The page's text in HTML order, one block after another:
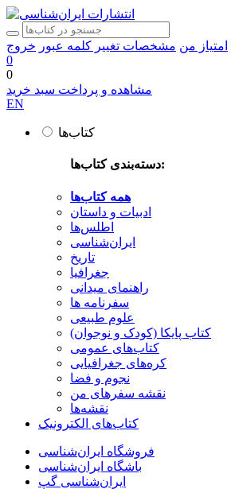
امتیاز من مشخصات تغییر کلمه عبور خروج
0
0
مشاهده و پرداخت سبد خرید
EN
کتاب‌ها
دسته‌بندی کتاب‌ها:
همه کتاب‌ها
ادبیات و داستان
اطلس‌ها
ایران‌شناسی
تاریخ
جغرافیا
راهنمای میدانی
سفرنامه‌ ها
علوم طبیعی
کتاب‌ پایکا (کودک و نوجوان)
کتاب‌های عمومی
کره‌های جغرافیایی
نجوم و فضا
نقشه سفرهای من
نقشه‌ها
کتاب‌های الکترونیک
فروشگاه ایران‌شناسی
باشگاه ایران‌شناسی
ایران‌شناسی گپ